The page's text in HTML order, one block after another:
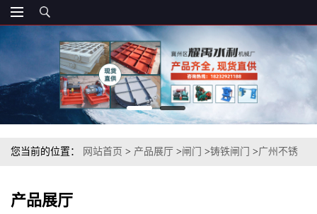
您当前的位置： 网站首页 > 产品展厅 >闸门 >铸铁闸门 >广州不锈
产品展厅